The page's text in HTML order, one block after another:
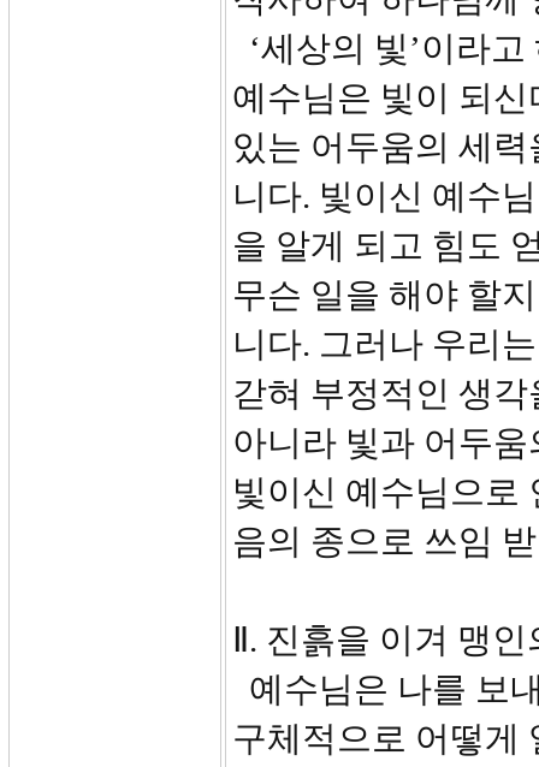
‘세상의 빛’이라
예수님은 빛이 되
있는 어두움의 세
니다. 빛이신 예수
을 알게 되고 힘도
무슨 일을 해야 할
니다. 그러나 우리
갇혀 부정적인 생
아니라 빛과 어두
빛이신 예수님으로
음의 종으로 쓰임
Ⅱ. 진흙을 이겨 맹
예수님은 나를 보
구체적으로 어떻게